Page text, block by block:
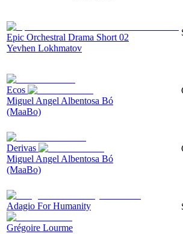
Epic Orchestral Drama Short 02
Yevhen Lokhmatov
Ecos
Miguel Angel Albentosa Bó
(MaaBo)
Derivas
Miguel Angel Albentosa Bó
(MaaBo)
Adagio For Humanity
Grégoire Lourme